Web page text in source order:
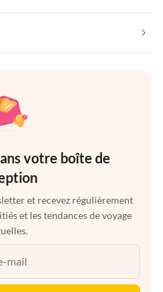
votre boîte de
et recevez régulièrement
et les tendances de voyage